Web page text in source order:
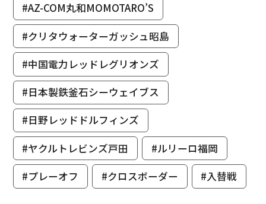
#AZ-COM丸和MOMOTARO’S
#クリタウォーターガッシュ昭島
#中国電力レッドレグリオンズ
#日本製鉄釜石シーウェイブス
#日野レッドドルフィンズ
#ヤクルトレビンズ戸田
#ルリーロ福岡
#プレーオフ
#クロスボーダー #入替戦